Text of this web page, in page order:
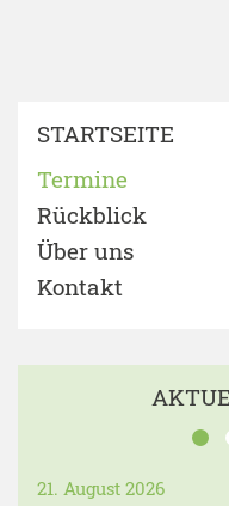
STARTSEITE
Termine
Rückblick
Über uns
Kontakt
21. August 2026